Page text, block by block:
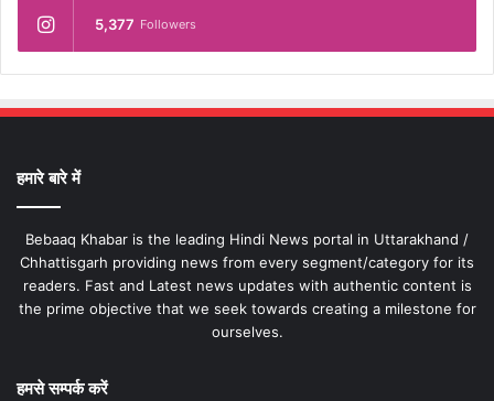
5,377 Followers
हमारे बारे में
Bebaaq Khabar is the leading Hindi News portal in Uttarakhand /
Chhattisgarh providing news from every segment/category for its
readers. Fast and Latest news updates with authentic content is
the prime objective that we seek towards creating a milestone for
ourselves.
हमसे सम्पर्क करें